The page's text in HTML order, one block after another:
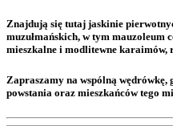
Znajdują się tutaj jaskinie
muzułmańskich, w tym mauzoleum
mieszkalne i modlitewne karaimów,
Zapraszamy na wspólną
powstania oraz mieszkańców tego